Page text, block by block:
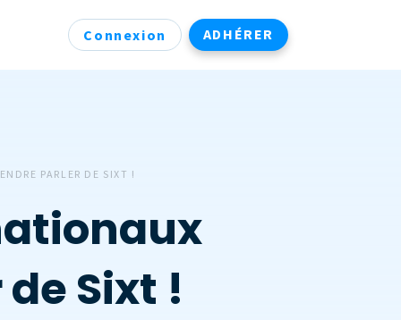
Connexion ADHÉRER
PARLER DE SIXT !
Sixt !